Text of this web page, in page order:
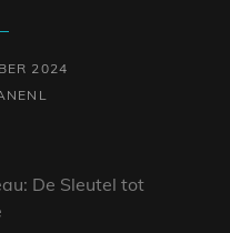
2024
De Sleutel tot